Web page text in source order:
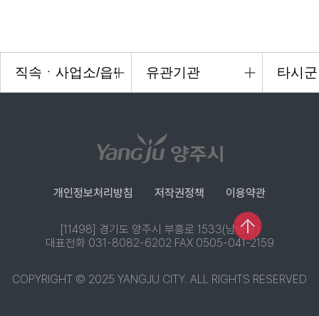
개인정보처리방침 저작권정책 이용약관
[11498] 경기도 양주시 부흥로 1533(남방동)
대표전화 031-8082-6202 FAX 0505-041-2159
COPYRIGHT © 2025 YANGJU CITY. ALL RIGHTS RESERVED